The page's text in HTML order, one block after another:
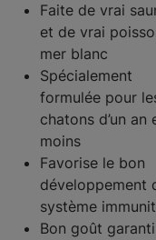
Faite de vrai
et de vrai
mer blanc
Spécialement
formulée pour
chatons d’un an
moins
Favorise le bon
développement
système
Bon goût garanti